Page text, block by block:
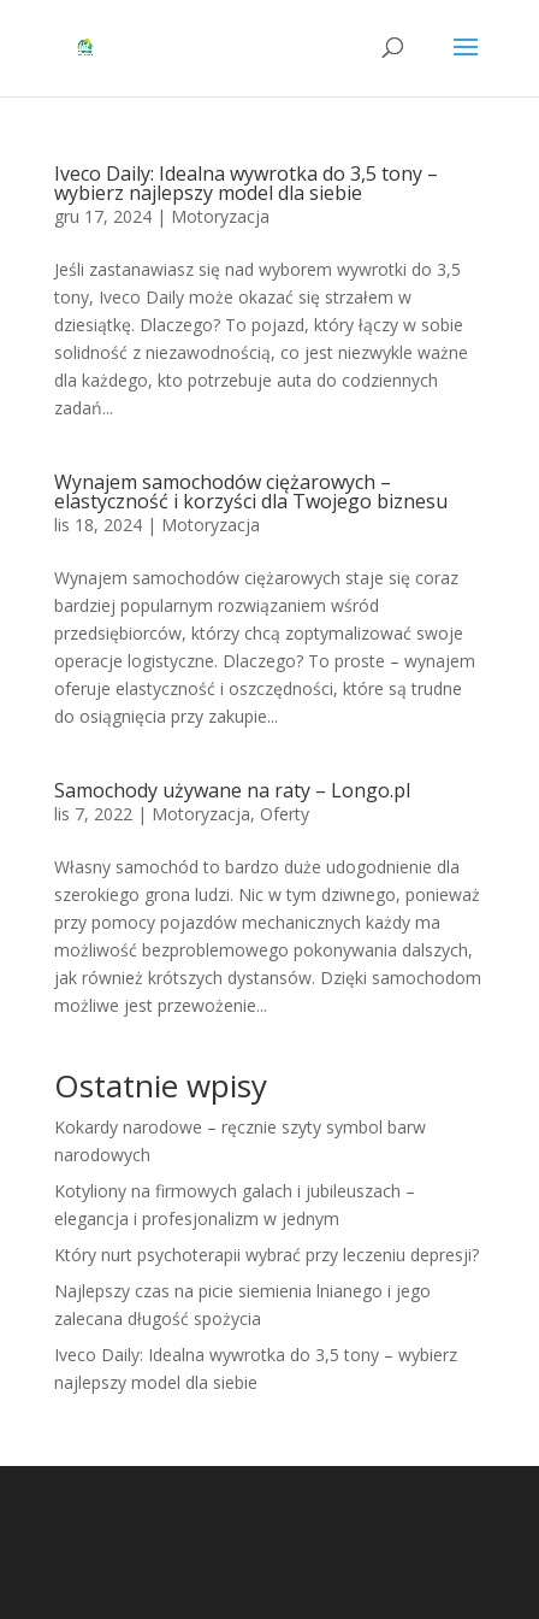
Iveco Daily: Idealna wywrotka do 3,5 tony –
wybierz najlepszy model dla siebie
gru 17, 2024| Motoryzacja
Jeśli zastanawiasz się nad wyborem wywrotki do 3,5
tony, Iveco Daily może okazać się strzałem w
dziesiątkę. Dlaczego? To pojazd, który łączy w sobie
solidność z niezawodnością, co jest niezwykle ważne
dla każdego, kto potrzebuje auta do codziennych
zadań...
Wynajem samochodów ciężarowych –
elastyczność i korzyści dla Twojego biznesu
lis 18, 2024| Motoryzacja
Wynajem samochodów ciężarowych staje się coraz
bardziej popularnym rozwiązaniem wśród
przedsiębiorców, którzy chcą zoptymalizować swoje
operacje logistyczne. Dlaczego? To proste – wynajem
oferuje elastyczność i oszczędności, które są trudne
do osiągnięcia przy zakupie...
Samochody używane na raty – Longo.pl
lis 7, 2022| Motoryzacja, Oferty
Własny samochód to bardzo duże udogodnienie dla
szerokiego grona ludzi. Nic w tym dziwnego, ponieważ
przy pomocy pojazdów mechanicznych każdy ma
możliwość bezproblemowego pokonywania dalszych,
jak również krótszych dystansów. Dzięki samochodom
możliwe jest przewożenie...
Ostatnie wpisy
Kokardy narodowe – ręcznie szyty symbol barw
narodowych
Kotyliony na firmowych galach i jubileuszach –
elegancja i profesjonalizm w jednym
Który nurt psychoterapii wybrać przy leczeniu depresji?
Najlepszy czas na picie siemienia lnianego i jego
zalecana długość spożycia
Iveco Daily: Idealna wywrotka do 3,5 tony – wybierz
najlepszy model dla siebie